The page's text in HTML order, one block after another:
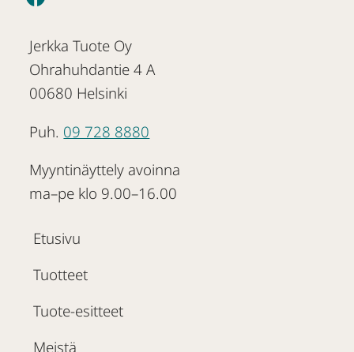
Jerkka Tuote Oy
Ohrahuhdantie 4 A
00680 Helsinki
Puh. 09 728 8880
Myyntinäyttely avoinna
ma–pe klo 9.00–16.00
Etusivu
Tuotteet
Tuote-esitteet
Meistä